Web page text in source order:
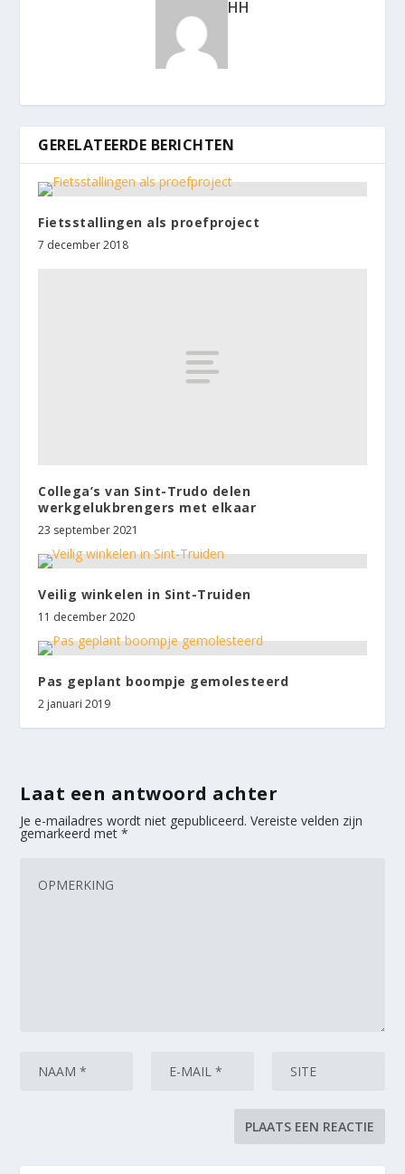
HH
GERELATEERDE BERICHTEN
Fietsstallingen als proefproject
7 december 2018
Collega’s van Sint-Trudo delen
werkgelukbrengers met elkaar
23 september 2021
Veilig winkelen in Sint-Truiden
11 december 2020
Pas geplant boompje gemolesteerd
2 januari 2019
Laat een antwoord achter
Je e-mailadres wordt niet gepubliceerd. Vereiste velden zijn
gemarkeerd met*